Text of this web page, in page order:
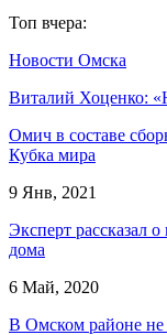
Топ вчера:
Новости Омска
Виталий Хоценко:
Омич в составе
Кубка мира
9 Янв, 2021
Эксперт рассказал
дома
6 Май, 2020
В Омском районе не